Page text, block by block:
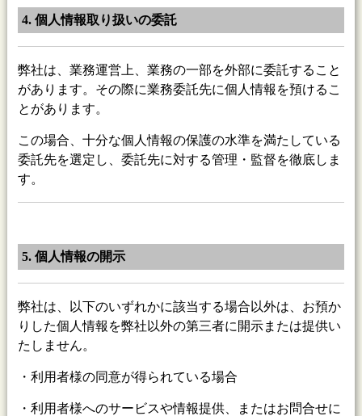
4. 個人情報取り扱いの委託
弊社は、業務運営上、業務の一部を外部に委託すること
があります。その際に業務委託先に個人情報を預けるこ
とがあります。
この場合、十分な個人情報の保護の水準を満たしている
委託先を選定し、委託先に対する管理・監督を徹底しま
す。
5. 個人情報の開示
弊社は、以下のいずれかに該当する場合以外は、お預か
りした個人情報を弊社以外の第三者に開示または提供い
たしません。
・利用者様の同意が得られている場合
・利用者様へのサービスや情報提供、またはお問合せに